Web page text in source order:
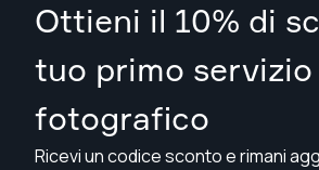
Ottieni il 10% di
tuo primo servizio
fotografico
Ricevi un codice sconto e rimani
Prenota il tuo servizio oraa Melton.